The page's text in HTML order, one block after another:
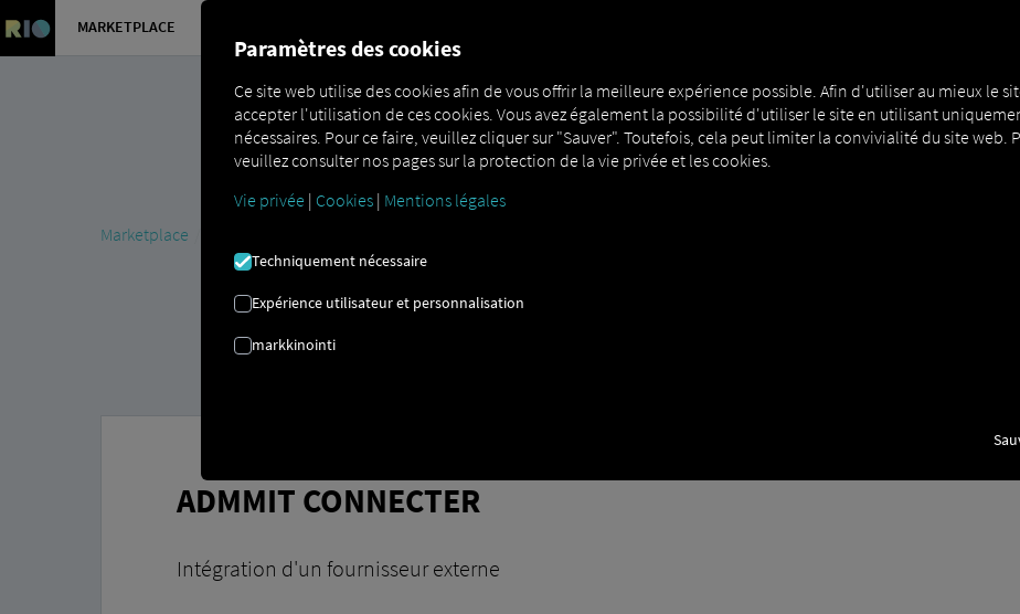
MARKETPLACE
Marketplace
ADMMIT CONNECTER
Intégration d'un fournisseur externe
Paramètres des cookies
Ce site web utilise des cookies afin de vous offrir la meilleure expérience possible. Afin d'utiliser au mieux le
accepter l'utilisation de ces cookies. Vous avez également la possibilité d'utiliser le site en utilisant
nécessaires. Pour ce faire, veuillez cliquer sur "Sauver". Toutefois, cela peut limiter la convivialité du site
veuillez consulter nos pages sur la protection de la vie privée et les cookies.
Vie privée | Cookies | Mentions légales
Techniquement nécessaire
Expérience utilisateur et personnalisation
markkinointi